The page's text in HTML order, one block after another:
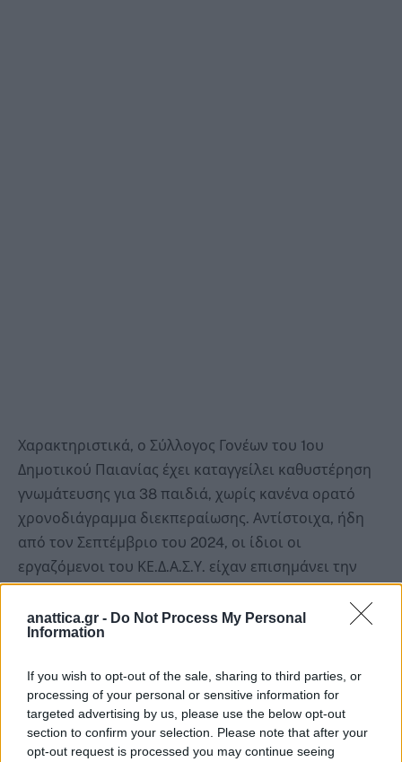
anattica.gr - Do Not Process My Personal
Information
If you wish to opt-out of the sale, sharing to third parties, or
processing of your personal or sensitive information for
targeted advertising by us, please use the below opt-out
section to confirm your selection. Please note that after your
opt-out request is processed you may continue seeing
Χαρακτηριστικά, ο Σύλλογος Γονέων του 1ου
Δημοτικού Παιανίας έχει καταγγείλει καθυστέρηση
γνωμάτευσης για 38 παιδιά, χωρίς κανένα ορατό
χρονοδιάγραμμα διεκπεραίωσης. Αντίστοιχα, ήδη
από τον Σεπτέμβριο του 2024, οι ίδιοι οι
εργαζόμενοι του ΚΕ.Δ.Α.Σ.Υ. είχαν επισημάνει την
αδύνατη η διαχείριση του τεράστιου όγκου
αιτημάτων σε μια γεωγραφικά εκτεταμένη και
Ανατολική Αττική.
Πέρα από το ζήτημα των αξιολογήσεων ο Μανώλης